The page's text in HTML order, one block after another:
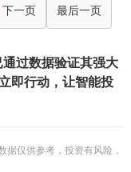
下一页 最后一页
过数据验证其强大
即行动，让智能投
据仅供参考，投资有风险，